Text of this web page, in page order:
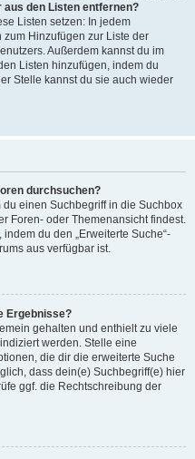
aus den Listen entfernen?
Listen setzen: In jedem
Hinzufügen zur Liste der
Außerdem kannst du im
Listen hinzufügen, indem du
Stelle kannst du sie auch wieder
durchsuchen?
einen Suchbegriff in die Suchbox
Foren- oder Themenansicht findest.
du den „Erweiterte Suche“-
aus verfügbar ist.
Ergebnisse?
gehalten und enthielt zu viele
werden. Stelle eine
die dir die erweiterte Suche
dass dein(e) Suchbegriff(e) hier
ggf. die Rechtschreibung der